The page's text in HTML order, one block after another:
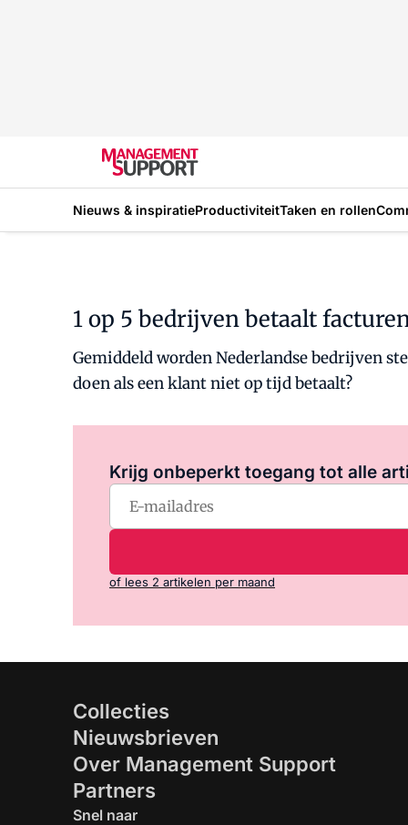
Nieuws & inspiratieProductiviteitTaken en rollen
1 op 5 bedrijven betaalt
Gemiddeld worden Nederlandse bedrijven
doen als een klant niet op tijd betaalt?
Krijg onbeperkt toegang tot alle
of lees 2 artikelen per maand
Collecties
Nieuwsbrieven
Over Management Support
Partners
Snel naar